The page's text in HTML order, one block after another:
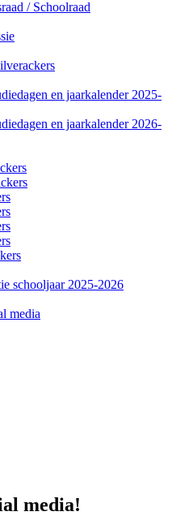
/ Schoolraad
en jaarkalender 2025-
en jaarkalender 2026-
schooljaar 2025-2026
media
media!